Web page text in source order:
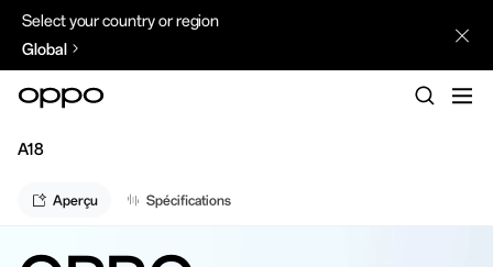
Select your country or region
Global
A18
Aperçu Spécifications